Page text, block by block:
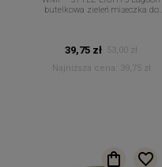
butelkowa zieleń miseczka do
39,75 zł
53,00 zł
Najniższa cena:
39,75 zł